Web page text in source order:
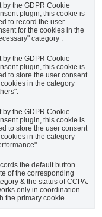
by the GDPR Cookie
plugin, this cookie is
to record the user
for the cookies in the
category .
by the GDPR Cookie
plugin, this cookie is
to store the user consent
in the category
by the GDPR Cookie
plugin, this cookie is
to store the user consent
in the category
the default button
of the corresponding
& the status of CCPA.
only in coordination
the primary cookie.